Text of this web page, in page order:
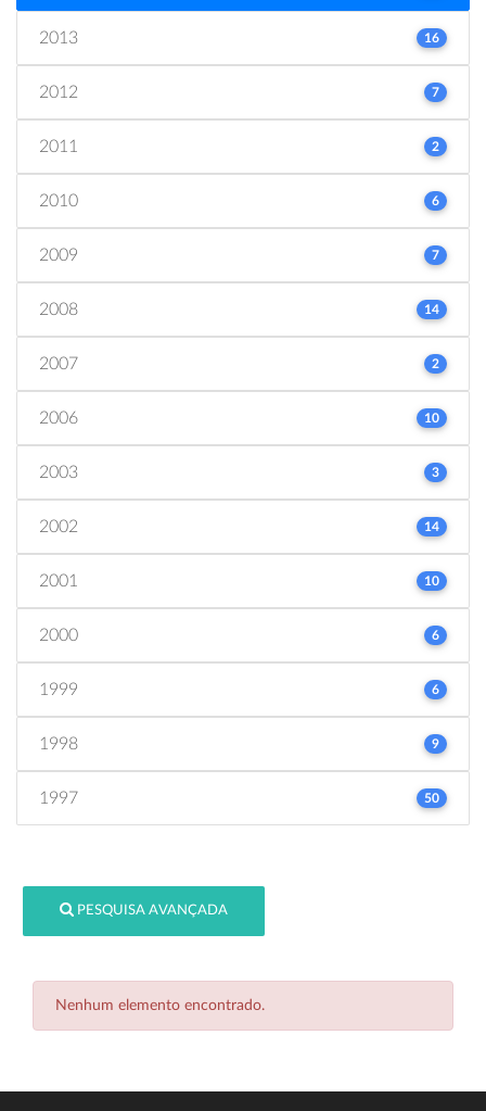
2013 16
2012 7
2011 2
2010 6
2009 7
2008 14
2007 2
2006 10
2003 3
2002 14
2001 10
2000 6
1999 6
1998 9
1997 50
PESQUISA AVANÇADA
Nenhum elemento encontrado.